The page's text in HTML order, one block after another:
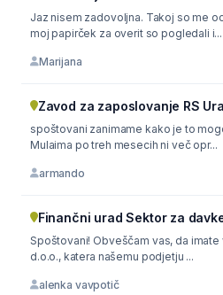
Jaz nisem zadovoljna. Takoj so me
moj papirček za overit so pogledali i...
Marijana
Zavod za zaposlovanje RS
spoštovani zanimame kako je to mogoče da moja žena Đurđevič
Mulaima po treh mesecih ni več opr...
armando
Finančni urad Sektor za
Spoštovani! Obveščam vas, da
d.o.o., katera našemu podjetju ...
alenka vavpotič